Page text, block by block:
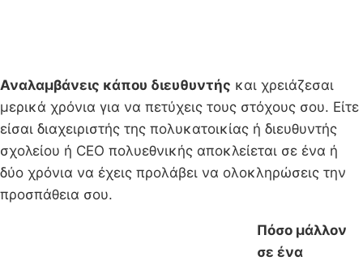
Αναλαμβάνεις κάπου διευθυντής και χρειάζεσαι
μερικά χρόνια για να πετύχεις τους στόχους σου. Είτε
είσαι διαχειριστής της πολυκατοικίας ή διευθυντής
σχολείου ή CEO πολυεθνικής αποκλείεται σε ένα ή
δύο χρόνια να έχεις προλάβει να ολοκληρώσεις την
προσπάθεια σου.
Πόσο μάλλον
σε ένα